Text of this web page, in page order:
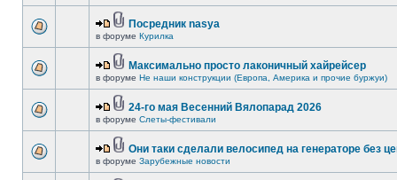
Посредник nasya
в форуме Курилка
Максимально просто лаконичный хайрейсер
в форуме Не наши конструкции (Европа, Америка и прочие буржуи)
24-го мая Весенний Вялопарад 2026
в форуме Слеты-фестивали
Они таки сделали велосипед на генераторе без
в форуме Зарубежные новости